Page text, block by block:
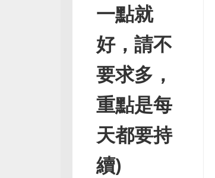
一點就
好，請不
要求多，
重點是每
天都要持
續)